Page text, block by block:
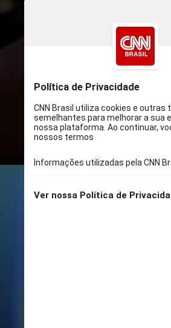
que estavam na plateia
enquanto a
Camargo (1929-2012)